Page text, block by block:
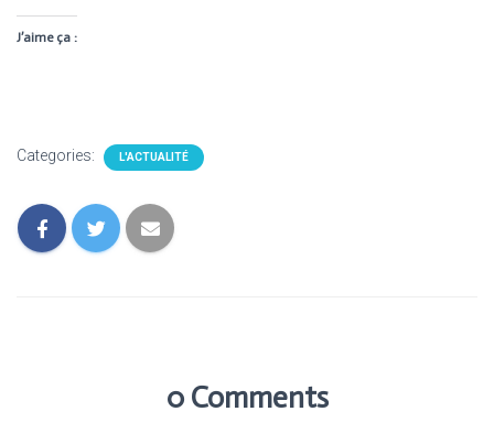
J’aime ça :
Categories: L'ACTUALITÉ
0 Comments